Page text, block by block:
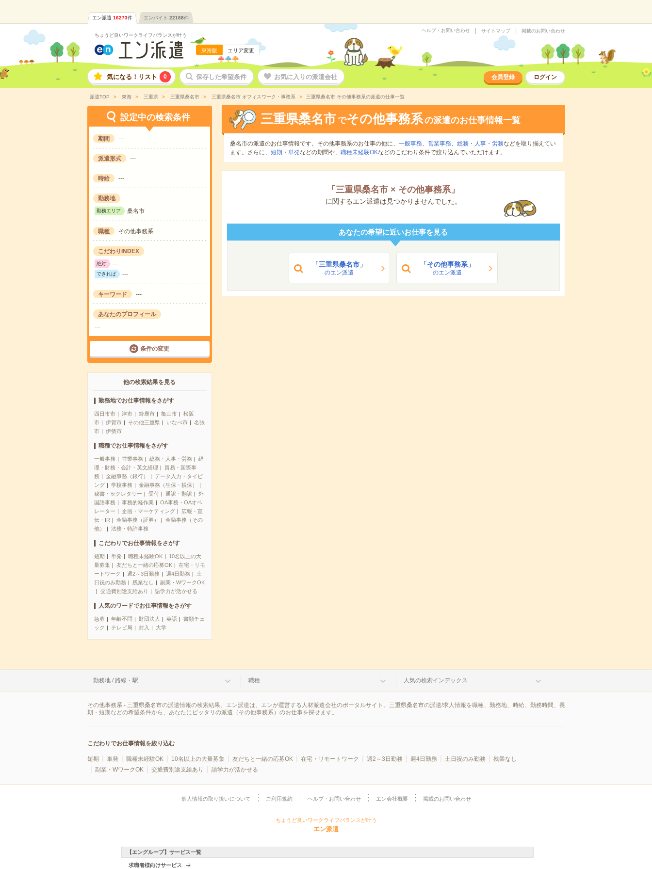
エン派遣 16273件 エンバイト 22168件
ちょうど良いワークライフバランスが叶う
東海版 エリア変更
ヘルプ・お問い合わせ サイトマップ 掲載のお問い合わせ
気になる！リスト 0 保存した希望条件 お気に入りの派遣会社 会員登録 ログイン
派遣TOP 東海 三重県 三重県桑名市 三重県桑名市 オフィスワーク・事務系 三重県桑名市 その他事務系の派遣の仕事一覧
設定中の検索条件
期間 ---
派遣形式 ---
時給 ---
勤務地
勤務エリア 桑名市
職種 その他事務系
こだわりINDEX
絶対 ---
できれば ---
キーワード ---
あなたのプロフィール
---
条件の変更
他の検索結果を見る
勤務地でお仕事情報をさがす
四日市市 津市 鈴鹿市 亀山市
松阪
市
伊賀市 その他三重県 いなべ市
名張
市
伊勢市
職種でお仕事情報をさがす
一般事務 営業事務 総務・人事・労務
経
理・財務・会計・英文経理
貿易・国際事
務
金融事務（銀行）
データ入力・タイピ
ング
学校事務
金融事務（生保・損保）
秘書・セクレタリー
受付 通訳・翻訳
外
国語事務
事務的軽作業
OA事務・OAオペ
レーター
企画・マーケティング
広報・宣
伝・IR
金融事務（証券）
金融事務（その
他）
法務・特許事務
こだわりでお仕事情報をさがす
短期 単発 職種未経験OK
10名以上の大
量募集
友だちと一緒の応募OK
在宅・リモ
ートワーク
週2～3日勤務 週4日勤務
土
日祝のみ勤務
残業なし
副業・WワークOK
交通費別途支給あり
語学力が活かせる
人気のワードでお仕事情報をさがす
急募 年齢不問 財団法人 英語
書類チェ
ック
テレビ局 封入 大学
三重県桑名市 でその他事務系の派遣のお仕事情報一覧
桑名市の派遣のお仕事情報です。その他事務系のお仕事の他に、 一般事務、 営業事務、 総務・人事・労務などを取り揃えてい
ます。さらに、 短期 ・ 単発などの期間や、 職種未経験OKなどのこだわり条件で絞り込んでいただけます。
「 三重県桑名市 × その他事務系」
に関するエン派遣は見つかりませんでした。
あなたの希望に近いお仕事を見る
「三重県桑名市」
のエン派遣
「その他事務系」
のエン派遣
勤務地 / 路線・駅 職種 人気の検索インデックス
その他事務系 - 三重県桑名市の派遣情報の検索結果。エン派遣は、エンが運営する人材派遣会社のポータルサイト。三重県桑名市の派遣/求人情報を職種、勤務地、時給、勤務時間、長
期・短期などの希望条件から、あなたにピッタリの派遣（その他事務系）のお仕事を探せます。
こだわりでお仕事情報を絞り込む
短期 単発 職種未経験OK 10名以上の大量募集 友だちと一緒の応募OK 在宅・リモートワーク 週2～3日勤務 週4日勤務 土日祝のみ勤務
残業なし
副業・WワークOK
交通費別途支給あり 語学力が活かせる
個人情報の取り扱いについて ご利用規約 ヘルプ・お問い合わせ エン会社概要 掲載のお問い合わせ
ちょうど良いワークライフバランスが叶う
エン派遣
【エングループ】サービス一覧
求職者様向けサービス